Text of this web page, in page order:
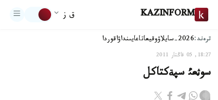
KAZINFORM ق ز
ترەند:2026-سايلاۋ وقيعاتاعايىنداۋاقوردا
18:27, 05 قاڭتار 2011
سوثعئ سپةكتاكل